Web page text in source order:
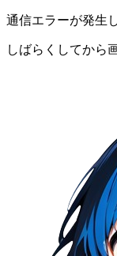
通信エラーが発生
しばらくしてから